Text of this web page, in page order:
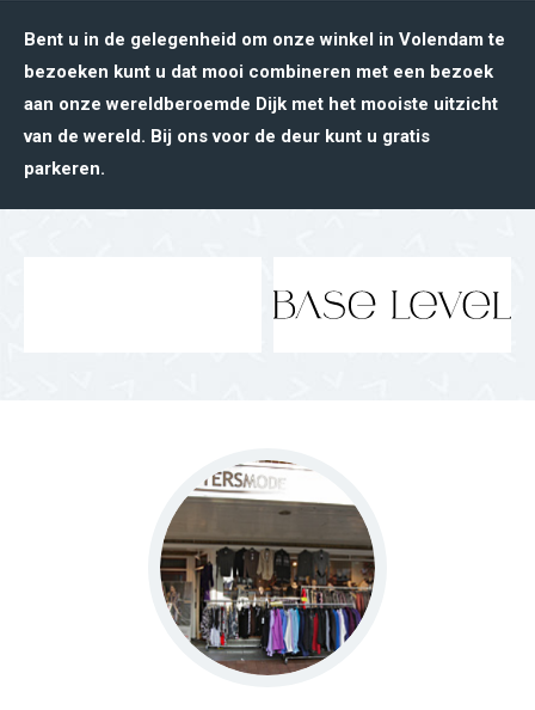
Bent u in de gelegenheid om onze winkel in Volendam te
bezoeken kunt u dat mooi combineren met een bezoek
aan onze wereldberoemde Dijk met het mooiste uitzicht
van de wereld. Bij ons voor de deur kunt u gratis
parkeren.